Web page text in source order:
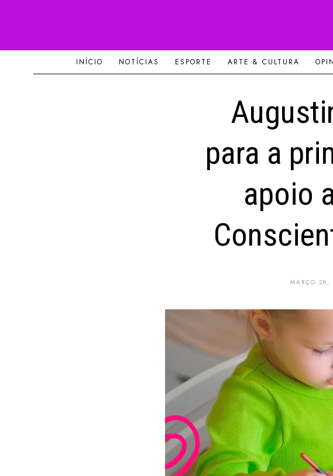
INÍCIO NOTÍCIAS ESPORTE ARTE & CULTURA
para a
apoio
MARÇO 28,